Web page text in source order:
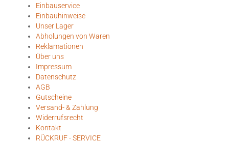
Einbauservice
Einbauhinweise
Unser Lager
Abholungen von Waren
Reklamationen
Über uns
Impressum
Datenschutz
AGB
Gutscheine
Versand- & Zahlung
Widerrufsrecht
Kontakt
RÜCKRUF - SERVICE